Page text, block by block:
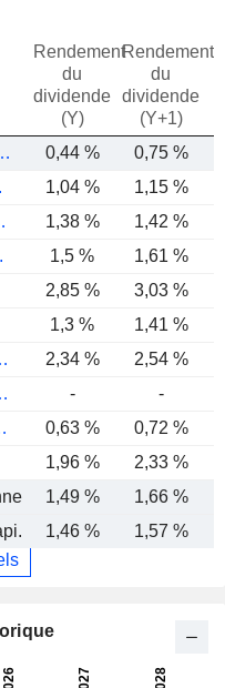
Rendement
du
dividende
(Y)
Rendement
du
dividende
(Y+1)
CO., LTD 0,44 % 0,75 %
1,04 % 1,15 %
INC.
1,38 % 1,42 %
1,5 % 1,61 %
2,85 %
3,03 %
1,3 % 1,41 %
2,34 % 2,54 %
CO.,LTD.
-
-
LTD.
0,63 % 0,72 %
1,96 % 2,33 %
1,49 % 1,66 %
1,46 % 1,57 %